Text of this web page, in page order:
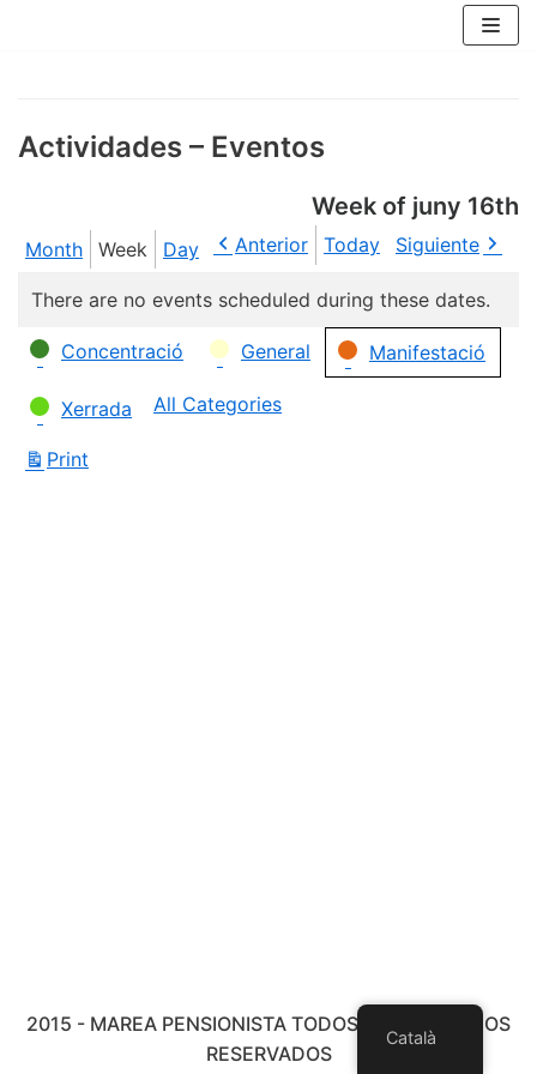
Actividades – Eventos
Week of juny 16th
Month Week Day Anterior Today Siguiente
There are no events scheduled during these dates.
Categories
Concentració General Manifestació
Xerrada All Categories
Print
2015 - MAREA PENSIONISTA TODOS LOS DERECHOS
RESERVADOS
Català